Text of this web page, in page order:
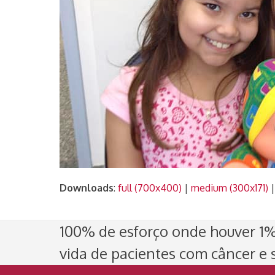
Downloads: full (700x400) | medium (300x171) |
100% de esforço onde houver
vida de pacientes com câncer e